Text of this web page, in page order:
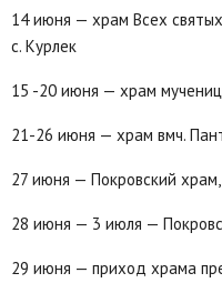
14 июня — храм Всех
с. Курлек
15 -20 июня — храм
21-26 июня — храм вмч.
27 июня — Покровский храм,
28 июня — 3 июля —
29 июня — приход храма